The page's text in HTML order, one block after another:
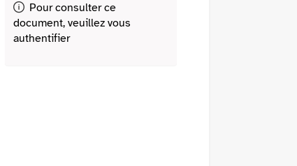
Pour consulter ce
document, veuillez vous
authentifier